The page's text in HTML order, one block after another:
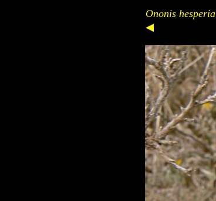
Ononis hesperia